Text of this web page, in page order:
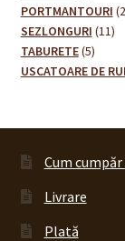
PORTMANTOURI
SEZLONGURI 1111
TABURETE 55
USCATOARE DE
Cum cumpăr
Livrare
Plată